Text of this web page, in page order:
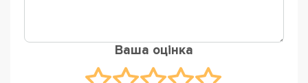
Ваша оцінка